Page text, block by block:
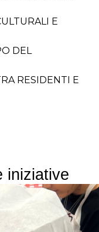
E
DEL
RESIDENTI E
iniziative